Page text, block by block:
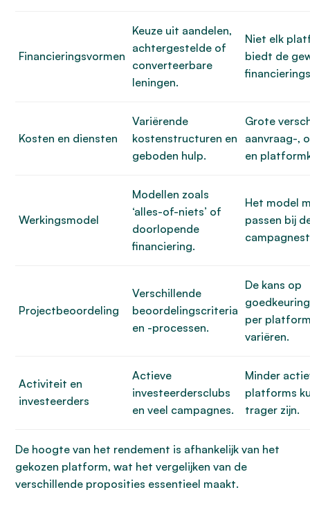
Financieringsvormen
Keuze uit aandelen,
achtergestelde of
converteerbare
leningen.
Niet elk
biedt de
Kosten en diensten
Variërende
kostenstructuren en
geboden hulp.
Grote
aanvraag-,
en
Werkingsmodel
Modellen zoals
‘alles-of-niets’ of
doorlopende
financiering.
Het model
passen bij
Projectbeoordeling
Verschillende
beoordelingscriteria
en -processen.
De kans op
per
variëren.
Activiteit en
investeerders
Actieve
investeerdersclubs
en veel campagnes.
Minder
platforms
trager zijn.
De hoogte van het rendement is afhankelijk van het
gekozen platform, wat het vergelijken van de
verschillende proposities essentieel maakt.